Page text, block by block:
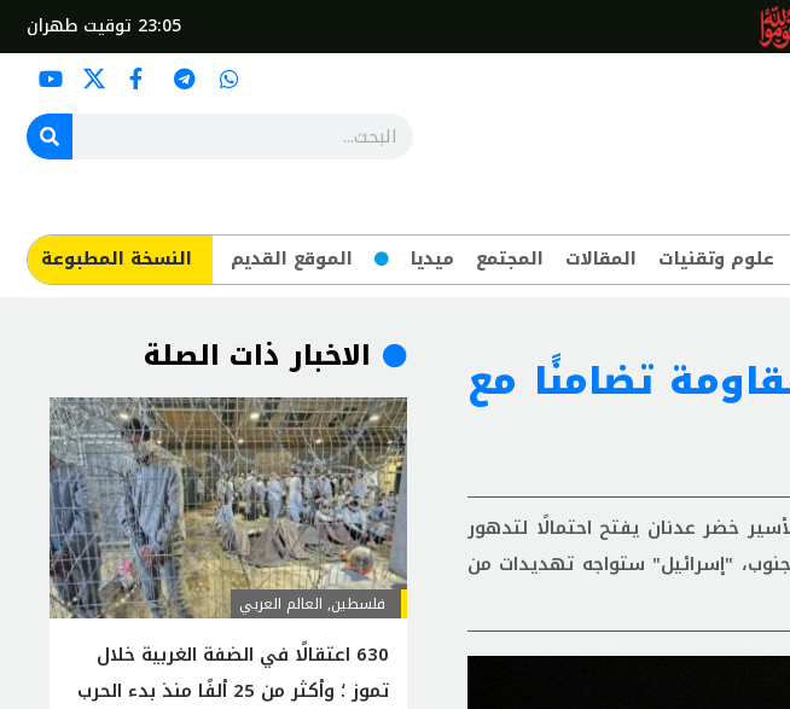
23:05 توقيت طهران
علوم وتقنيات المقالات المجتمع ميديا الموقع القديم ​النسخة المطبوعة
تضامنًا مع
خضر عدنان يفتح احتمالًا لتدهور
"إسرائيل" ستواجه تهديدات من
الاخبار ذات الصلة
فلسطين, العالم العربي
630 اعتقالًا في الضفة الغربية خلال
تموز ؛ وأكثر من 25 ألفًا منذ بدء الحرب